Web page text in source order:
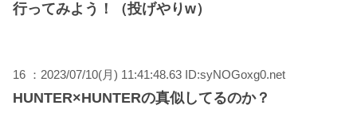
行ってみよう！（投げやりw）
16 ：2023/07/10(月) 11:41:48.63 ID:syNOGoxg0.net
HUNTER×HUNTERの真似してるのか？